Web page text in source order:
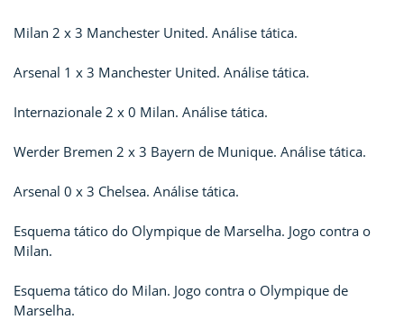
Milan 2 x 3 Manchester United. Análise tática.
Arsenal 1 x 3 Manchester United. Análise tática.
Internazionale 2 x 0 Milan. Análise tática.
Werder Bremen 2 x 3 Bayern de Munique. Análise tática.
Arsenal 0 x 3 Chelsea. Análise tática.
Esquema tático do Olympique de Marselha. Jogo contra o
Milan.
Esquema tático do Milan. Jogo contra o Olympique de
Marselha.